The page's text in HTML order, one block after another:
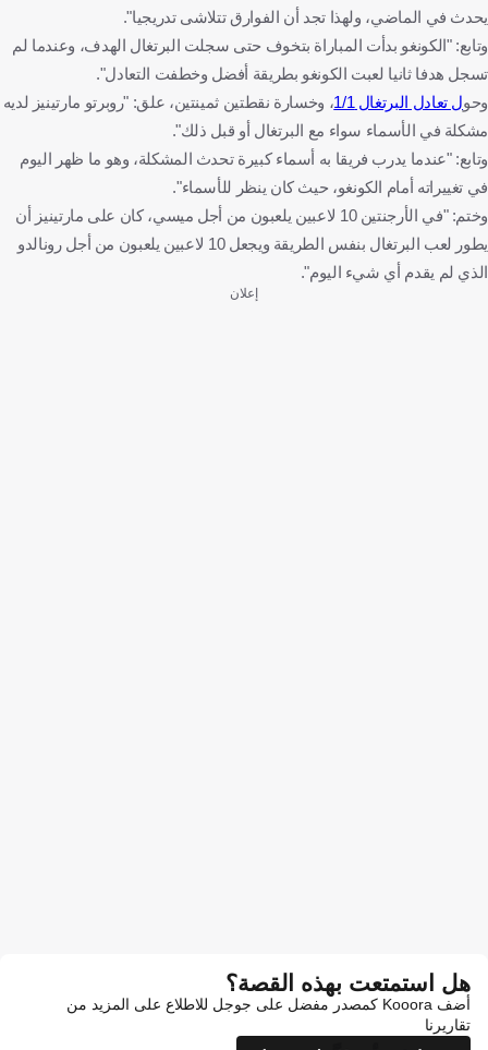
يحدث في الماضي، ولهذا تجد أن الفوارق تتلاشى تدريجيا".
وتابع: "الكونغو بدأت المباراة بتخوف حتى سجلت البرتغال الهدف، وعندما لم
تسجل هدفا ثانيا لعبت الكونغو بطريقة أفضل وخطفت التعادل".
وحول تعادل البرتغال 1/1
، وخسارة نقطتين ثمينتين، علق: "روبرتو مارتينيز لديه
مشكلة في الأسماء سواء مع البرتغال أو قبل ذلك".
وتابع: "عندما يدرب فريقا به أسماء كبيرة تحدث المشكلة، وهو ما ظهر اليوم
في تغييراته أمام الكونغو، حيث كان ينظر للأسماء".
وختم: "في الأرجنتين 10 لاعبين يلعبون من أجل ميسي، كان على مارتينيز أن
يطور لعب البرتغال بنفس الطريقة ويجعل 10 لاعبين يلعبون من أجل رونالدو
الذي لم يقدم أي شيء اليوم".
إعلان
هل استمتعت بهذه القصة؟
أضف Kooora كمصدر مفضل على جوجل للاطلاع على المزيد من
تقاريرنا